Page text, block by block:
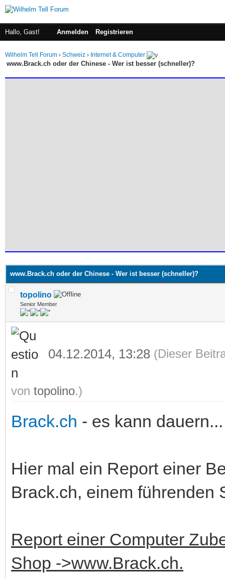
Hallo, Gast! Anmelden Registrieren
Wilhelm Tell Forum › Schweiz › Internet & Computer
www.Brack.ch oder der Chinese - Wer ist besser (schneller)?
www.Brack.ch oder der Chinese - Wer ist besser (schneller)?
topolino
Senior Member
04.12.2014, 13:28 (Dieser
von topolino.)
Brack.ch - es kann dauern...
Hier mal ein Report einer
Brack.ch, einem führenden
Report einer Computer
Shop ->www.Brack.ch.